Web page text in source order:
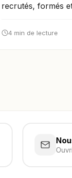
recrutés, formés
4 min de lecture